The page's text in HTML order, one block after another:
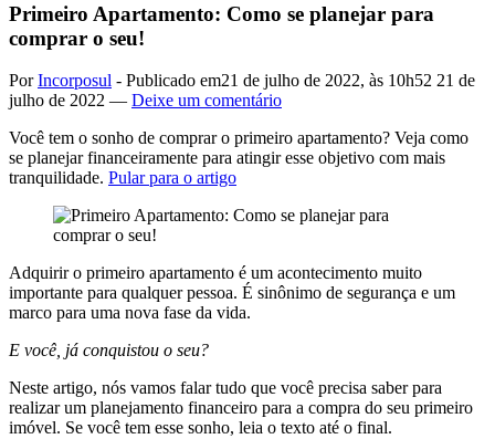
Primeiro Apartamento: Como se planejar para
comprar o seu!
PorIncorposul - Publicado em21 de julho de 2022, às 10h52 21 de
julho de 2022 — Deixe um comentário
Você tem o sonho de comprar o primeiro apartamento? Veja como
se planejar financeiramente para atingir esse objetivo com mais
tranquilidade. Pular para o artigo
Adquirir o primeiro apartamento é um acontecimento muito
importante para qualquer pessoa. É sinônimo de segurança e um
marco para uma nova fase da vida.
E você, já conquistou o seu?
Neste artigo, nós vamos falar tudo que você precisa saber para
realizar um planejamento financeiro para a compra do seu primeiro
imóvel. Se você tem esse sonho, leia o texto até o final.